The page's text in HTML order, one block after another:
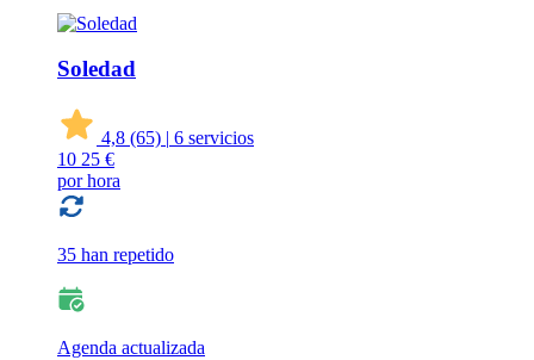
Soledad
4,8 (65) | 6 servicios
10 25 €
por hora
35 han repetido
Agenda actualizada